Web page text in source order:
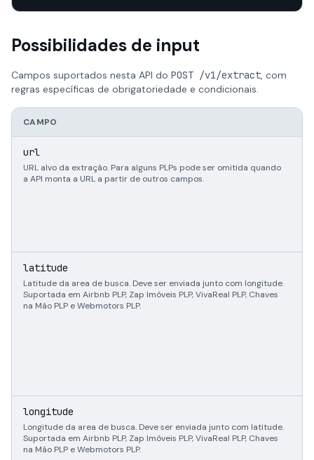
Possibilidades de input
Campos suportados nesta API do POST /v1/extract, com
regras específicas de obrigatoriedade e condicionais.
CAMPO
url
URL alvo da extração. Para alguns PLPs pode ser omitida quando
a API monta a URL a partir de outros campos.
latitude
Latitude da area de busca. Deve ser enviada junto com longitude.
Suportada em Airbnb PLP, Zap Imóveis PLP, VivaReal PLP, Chaves
na Mão PLP e Webmotors PLP.
longitude
Longitude da area de busca. Deve ser enviada junto com latitude.
Suportada em Airbnb PLP, Zap Imóveis PLP, VivaReal PLP, Chaves
na Mão PLP e Webmotors PLP.